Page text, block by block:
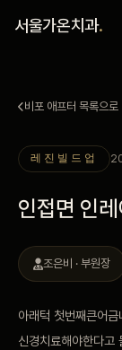
서울가온치과.
커뮤
안
예약
비포 애프터 목록으로
레진빌드업
인접면 인
조은비 · 부원장
아래턱 첫번째큰어
신경치료해야한다고